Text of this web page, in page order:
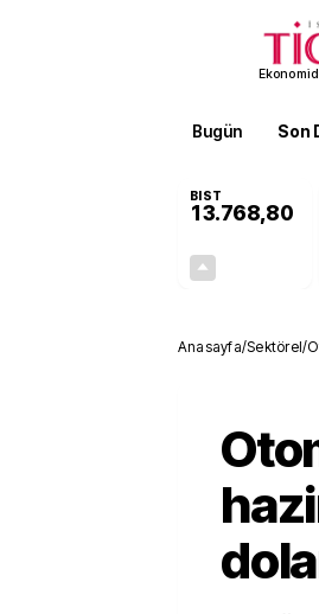
Bugün Son
BIST
13.768,80
Anasayfa/Sektörel/